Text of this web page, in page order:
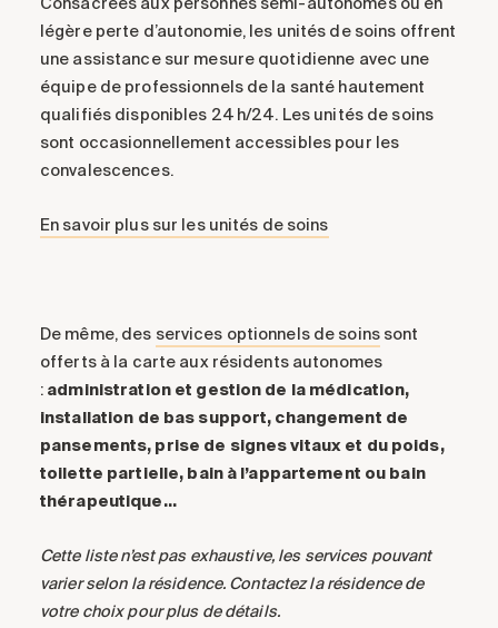
légère perte d’autonomie, les unités de soins offrent
une assistance sur mesure quotidienne avec une
équipe de professionnels de la santé hautement
qualifiés disponibles 24 h/24. Les unités de soins
sont occasionnellement accessibles pour les
convalescences.
En savoir plus sur les unités de soins
De même, des services optionnels de soinssont
offerts à la carte aux résidents autonomes
: administration et gestion de la médication,
installation de bas support, changement de
pansements, prise de signes vitaux et du poids,
toilette partielle, bain à l’appartement ou bain
thérapeutique…
Cette liste n’est pas exhaustive, les services pouvant
varier selon la résidence. Contactez la résidence de
votre choix pour plus de détails.